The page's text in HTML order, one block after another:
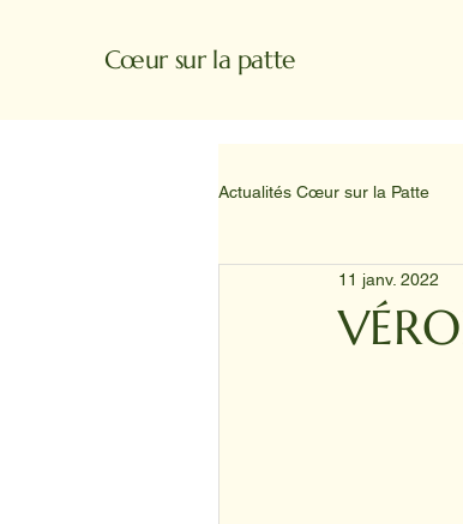
Cœur sur la patte
Actualités Cœur sur la Patte
11 janv. 2022